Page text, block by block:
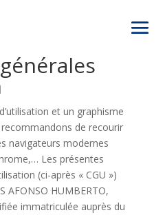
et un graphisme
de recourir
navigateurs modernes
Les présentes
(ci-après « CGU »)
AFONSO HUMBERTO,
immatriculée auprès du